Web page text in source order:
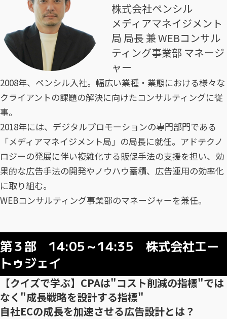
株式会社ペンシル
メディアマネイジメント
局 局長 兼 WEBコンサル
ティング事業部 マネージ
ャー
2008年、ペンシル入社。幅広い業種・業態における様々な
クライアントの課題の解決に向けたコンサルティングに従
事。
2018年には、デジタルプロモーションの専門部門である
「メディアマネイジメント局」の局長に就任。アドテクノ
ロジーの発展に伴い複雑化する販促手法の支援を担い、効
果的な広告手法の開発やノウハウ蓄積、広告運用の効率化
に取り組む。
WEBコンサルティング事業部のマネージャーを兼任。
第３部 14:05～14:35 株式会社エー
トゥジェイ
【クイズで学ぶ】CPAは"コスト削減の指標"では
なく"成長戦略を設計する指標"
自社ECの成長を加速させる広告設計とは？